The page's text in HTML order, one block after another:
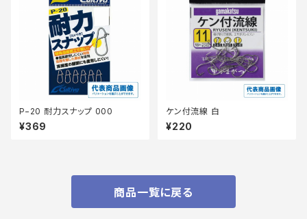
P−20 耐力スナップ 000
¥369
ケン付流線 白
¥220
商品一覧に戻る